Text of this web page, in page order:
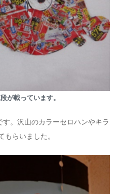
が載っています。
す。沢山のカラーセロハンやキラ
もらいました。